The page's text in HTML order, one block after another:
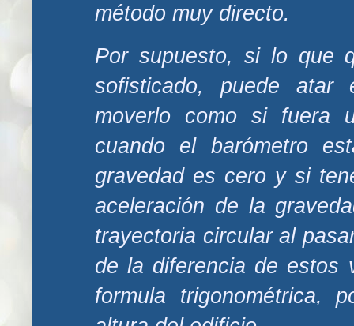
método muy directo.
Por supuesto, si lo que
sofisticado, puede
moverlo como si fuera
cuando el barómetro
gravedad es cero y si
aceleración de la
trayectoria circular al
de la diferencia de estos
formula trigonométrica,